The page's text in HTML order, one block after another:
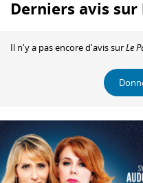
Derniers avis sur
Il n'y a pas encore d'avis surLe